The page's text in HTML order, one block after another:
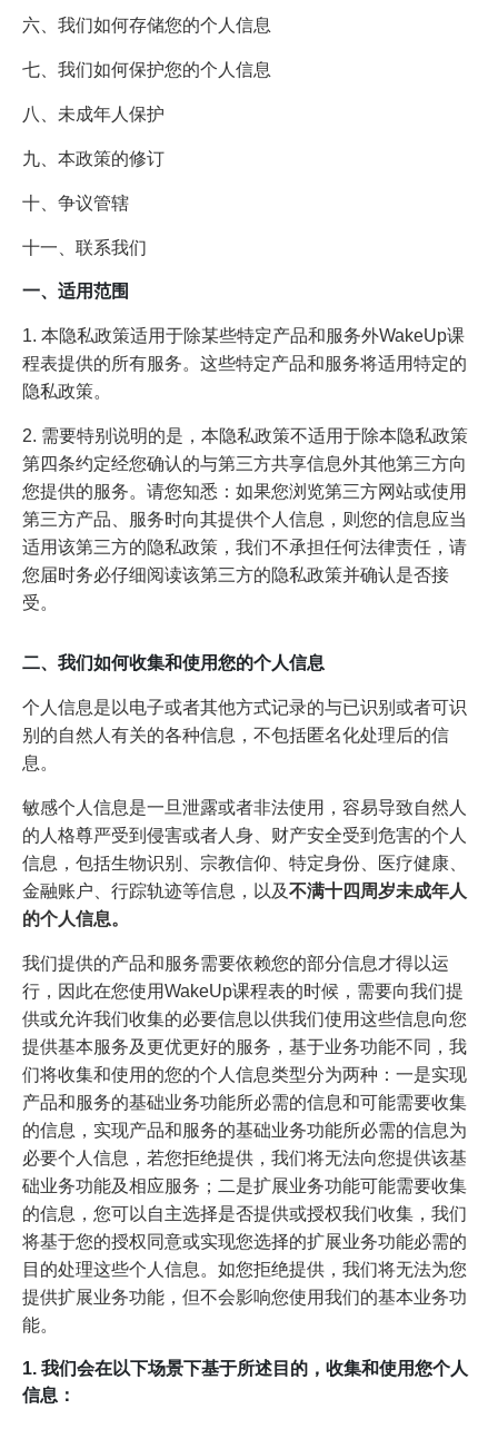
六、我们如何存储您的个人信息
七、我们如何保护您的个人信息
八、未成年人保护
九、本政策的修订
十、争议管辖
十一、联系我们
一、适用范围
1. 本隐私政策适用于除某些特定产品和服务外WakeUp课
程表提供的所有服务。这些特定产品和服务将适用特定的
隐私政策。
2. 需要特别说明的是，本隐私政策不适用于除本隐私政策
第四条约定经您确认的与第三方共享信息外其他第三方向
您提供的服务。请您知悉：如果您浏览第三方网站或使用
第三方产品、服务时向其提供个人信息，则您的信息应当
适用该第三方的隐私政策，我们不承担任何法律责任，请
您届时务必仔细阅读该第三方的隐私政策并确认是否接
受。
二、我们如何收集和使用您的个人信息
个人信息是以电子或者其他方式记录的与已识别或者可识
别的自然人有关的各种信息，不包括匿名化处理后的信
息。
敏感个人信息是一旦泄露或者非法使用，容易导致自然人
的人格尊严受到侵害或者人身、财产安全受到危害的个人
信息，包括生物识别、宗教信仰、特定身份、医疗健康、
金融账户、行踪轨迹等信息，以及不满十四周岁未成年人
的个人信息。
我们提供的产品和服务需要依赖您的部分信息才得以运
行，因此在您使用WakeUp课程表的时候，需要向我们提
供或允许我们收集的必要信息以供我们使用这些信息向您
提供基本服务及更优更好的服务，基于业务功能不同，我
们将收集和使用的您的个人信息类型分为两种：一是实现
产品和服务的基础业务功能所必需的信息和可能需要收集
的信息，实现产品和服务的基础业务功能所必需的信息为
必要个人信息，若您拒绝提供，我们将无法向您提供该基
础业务功能及相应服务；二是扩展业务功能可能需要收集
的信息，您可以自主选择是否提供或授权我们收集，我们
将基于您的授权同意或实现您选择的扩展业务功能必需的
目的处理这些个人信息。如您拒绝提供，我们将无法为您
提供扩展业务功能，但不会影响您使用我们的基本业务功
能。
1. 我们会在以下场景下基于所述目的，收集和使用您个人
信息：